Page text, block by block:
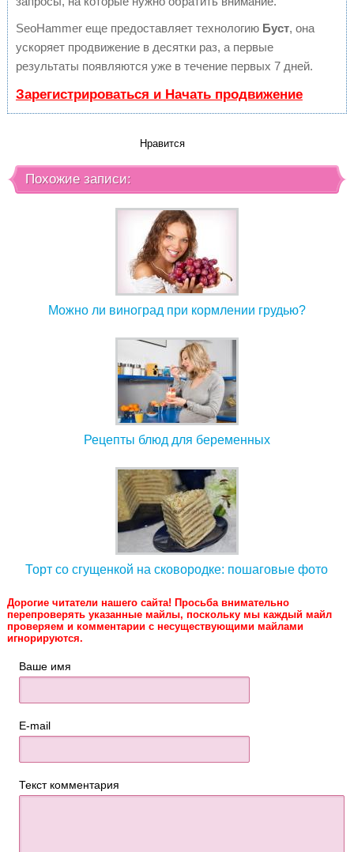
SeoHammer еще предоставляет технологию Буст, она
ускоряет продвижение в десятки раз, а первые
результаты появляются уже в течение первых 7 дней.
Зарегистрироваться и Начать продвижение
Нравится
Похожие записи:
Можно ли виноград при кормлении грудью?
Рецепты блюд для беременных
Торт со сгущенкой на сковородке: пошаговые фото
Дорогие читатели нашего сайта! Просьба внимательно
перепроверять указанные майлы, поскольку мы каждый майл
проверяем и комментарии с несуществующими майлами
игнорируются.
Ваше имя
E-mail
Текст комментария